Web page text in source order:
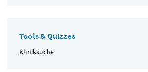
Tools & Quizzes
Kliniksuche